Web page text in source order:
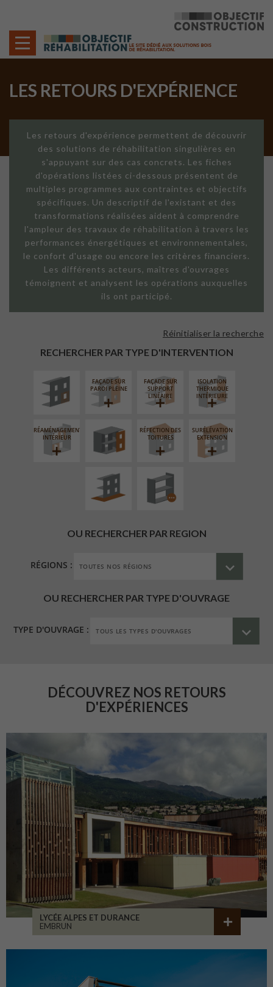
LES RETOURS D'EXPÉRIENCE
Les retours d'expérience permettent de découvrir
des solutions de réhabilitation singulières en
s'appuyant sur des cas concrets. Les fiches
d'opérations listées ci-dessous présentent de
multiples programmes aux contraintes et objectifs
spécifiques. Un descriptif de l'existant et des
transformations réalisées aident à comprendre
l'ampleur des travaux de réhabilitation à travers les
performances énergétiques et environnementales,
le confort d'usage ou encore les critères financiers.
Les différents acteurs, maîtres d'ouvrages
témoignent et analysent les opérations auxquelles
ils ont participé.
RECHERCHER PAR TYPE D'INTERVENTION
Réinitialiser la recherche
EXTÉRIEURE
FAÇADE SUR
PAROI PLEINE
FAÇADE SUR
SUPPORT
LINÉAIRE
ISOLATION
THERMIQUE
INTÉRIEURE
RÉAMÉNAGEMENT
INTÉRIEUR
FERMETURE
LOGGIAS
RÉFECTION DES
TOITURES
SURÉLÉVATION
EXTENSION
AMÉNAGEMENT
EXTÉRIEUR
PROCÉDÉ
PARTICULIER
OU RECHERCHER PAR REGION
RÉGIONS :
OU RECHERCHER PAR TYPE D'OUVRAGE
TYPE D'OUVRAGE :
DÉCOUVREZ NOS RETOURS
D'EXPÉRIENCES
LYCÉE ALPES ET DURANCE
EMBRUN